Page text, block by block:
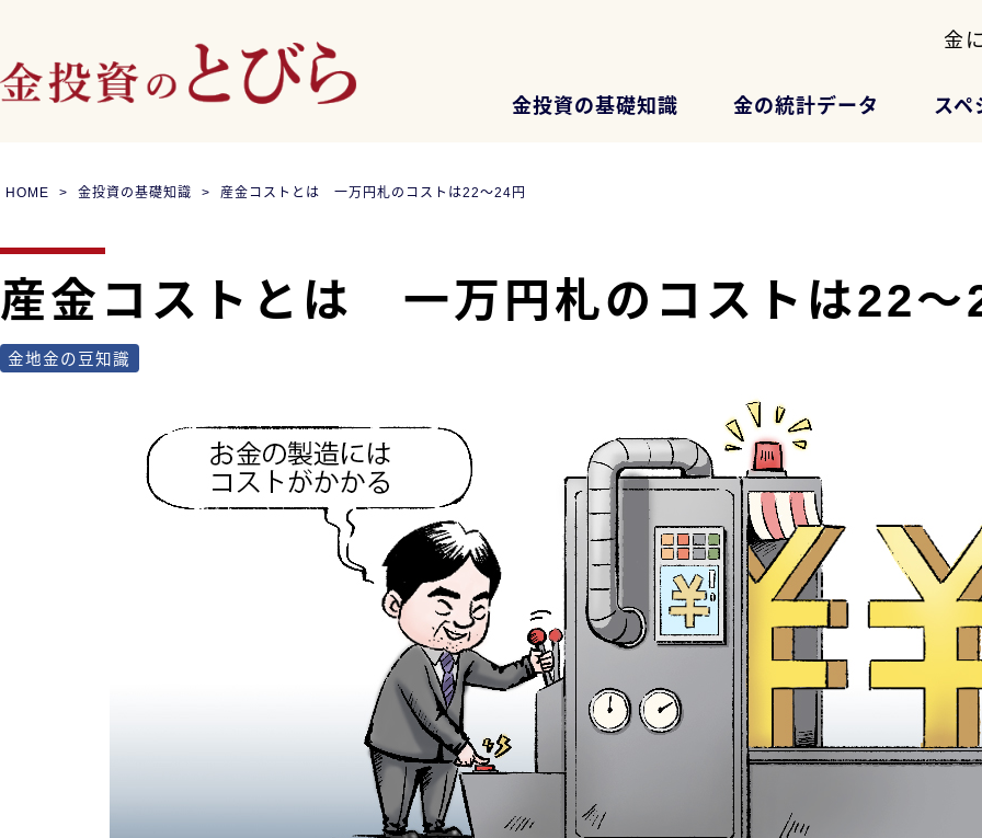
金
金投資の基礎知識 金の統計データ スペ
HOME 金投資の基礎知識 産金コストとは 一万円札のコストは22～24円
産金コストとは 一万円札のコストは22～
金地金の豆知識